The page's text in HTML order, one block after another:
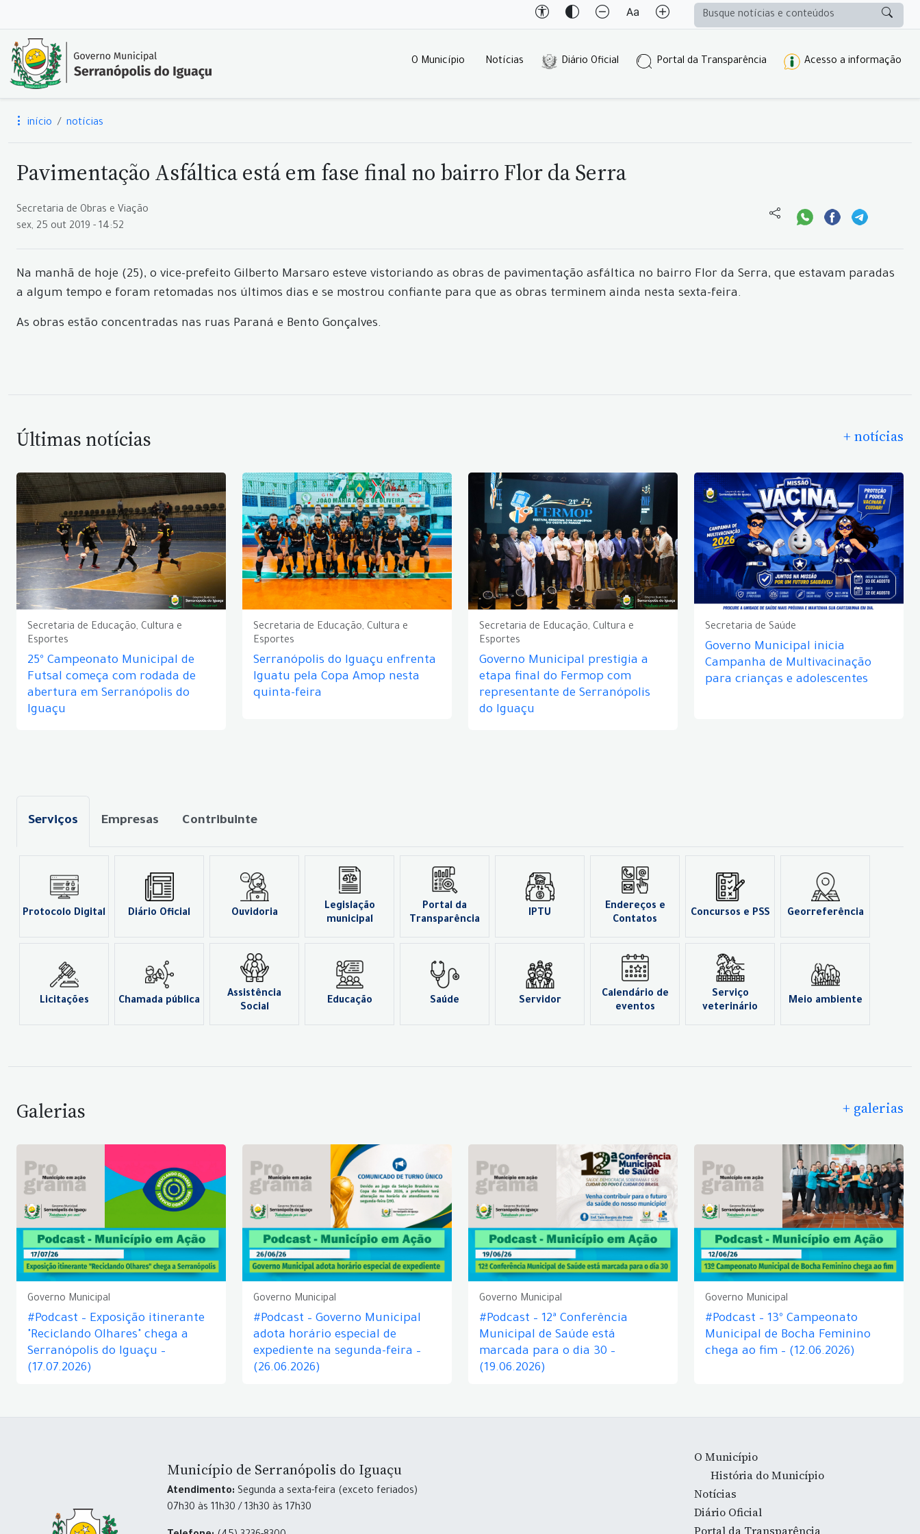
O Município Notícias Diário Oficial Portal da Transparência Acesso a informação
início notícias
Pavimentação Asfáltica está em fase final no bairro Flor da Serra
Secretaria de Obras e Viação
sex, 25 out 2019 - 14:52
Na manhã de hoje (25), o vice-prefeito Gilberto Marsaro esteve vistoriando as obras de pavimentação asfáltica no bairro Flor da Serra, que estavam paradas
a algum tempo e foram retomadas nos últimos dias e se mostrou confiante para que as obras terminem ainda nesta sexta-feira.
As obras estão concentradas nas ruas Paraná e Bento Gonçalves.
Últimas notícias + notícias
Secretaria de Educação, Cultura e
Esportes
25º Campeonato Municipal de
Futsal começa com rodada de
abertura em Serranópolis do
Iguaçu
Secretaria de Educação, Cultura e
Esportes
Serranópolis do Iguaçu enfrenta
Iguatu pela Copa Amop nesta
quinta-feira
Secretaria de Educação, Cultura e
Esportes
Governo Municipal prestigia a
etapa final do Fermop com
representante de Serranópolis
do Iguaçu
Secretaria de Saúde
Governo Municipal inicia
Campanha de Multivacinação
para crianças e adolescentes
Serviços Empresas Contribuinte
Protocolo Digital Diário Oficial Ouvidoria
Legislação
municipal
Portal da
Transparência
IPTU
Endereços e
Contatos
Concursos e PSS Georreferência
Licitações Chamada pública
Assistência
Social
Educação Saúde Servidor
Calendário de
eventos
Serviço
veterinário
Meio ambiente
Galerias + galerias
Governo Municipal
#Podcast – Exposição itinerante
"Reciclando Olhares" chega a
Serranópolis do Iguaçu –
(17.07.2026)
Governo Municipal
#Podcast – Governo Municipal
adota horário especial de
expediente na segunda-feira –
(26.06.2026)
Governo Municipal
#Podcast – 12ª Conferência
Municipal de Saúde está
marcada para o dia 30 –
(19.06.2026)
Governo Municipal
#Podcast – 13º Campeonato
Municipal de Bocha Feminino
chega ao fim – (12.06.2026)
Município de Serranópolis do Iguaçu
Atendimento: Segunda a sexta-feira (exceto feriados)
07h30 às 11h30 / 13h30 às 17h30
O Município
História do Município
Notícias
Diário Oficial
Portal da Transparência